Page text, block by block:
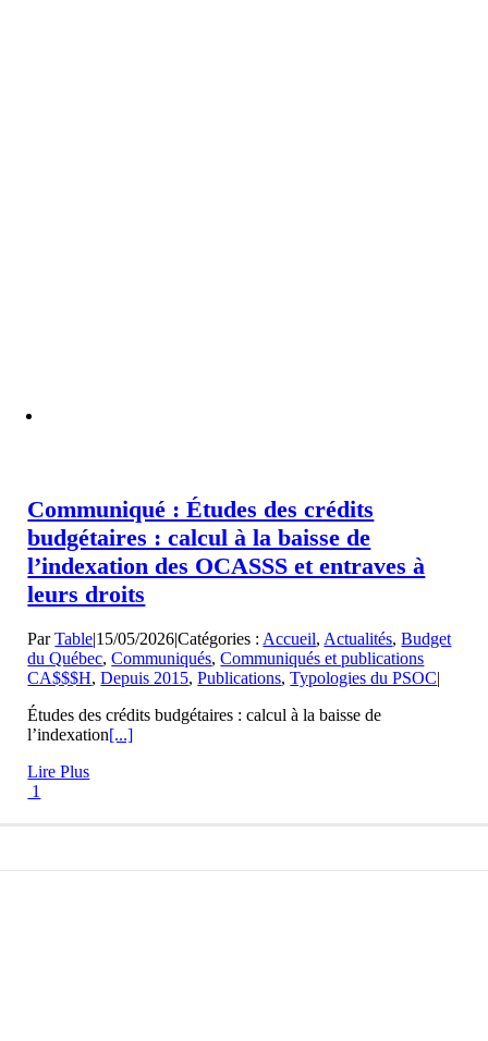
Communiqué : Études des crédits
budgétaires : calcul à la baisse de
l’indexation des OCASSS et entraves à
leurs droits
ParTable|15/05/2026|Catégories : Accueil, Actualités,Budget
du Québec,Communiqués,Communiqués et publications
CA$$$H,Depuis 2015,Publications,Typologies du PSOC|
Études des crédits budgétaires : calcul à la baisse de
l’indexation[...]
Lire Plus
1